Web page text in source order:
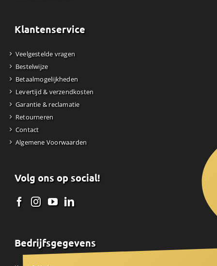
Klantenservice
Veelgestelde vragen
Bestelwijze
Betaalmogelijkheden
Levertijd & verzendkosten
Garantie & reclamatie
Retourneren
Contact
Algemene Voorwaarden
Volg ons op social!
Bedrijfsgegevens